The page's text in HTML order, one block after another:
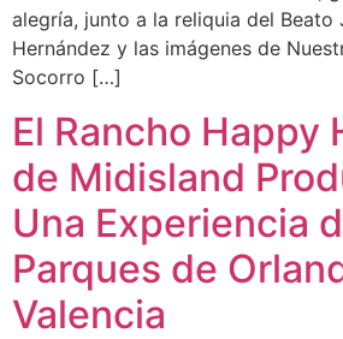
alegría, junto a la reliquia del Beato
Hernández y las imágenes de
Socorro […]
El Rancho Happy
de Midisland
Una Experiencia
Parques de
Valencia